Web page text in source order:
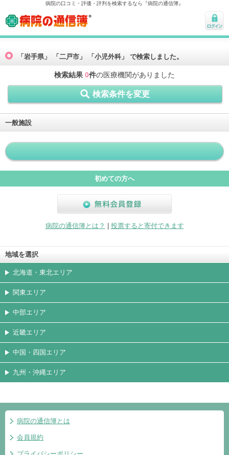
病院の口コミ・評価・評判を検索するなら『病院の通信簿』
病院の通信簿
ログ
「岩手県」 「二戸市」 「小児外科」 で検索しました。
検索結果 0件の医療機関がありました
検索条件を変更
一般施設
初めての方へ
病院の通信簿とは？
投票すると寄付できます
地域を選択
北海道・東北エリア
関東エリア
中部エリア
近畿エリア
中国・四国エリア
九州・沖縄エリア
病院の通信簿とは
会員規約